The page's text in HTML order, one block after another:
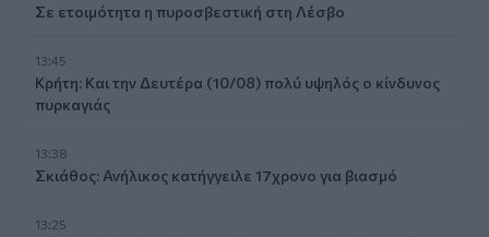
Σε ετοιμότητα η πυροσβεστική στη Λέσβο
13:45
Κρήτη: Και την Δευτέρα (10/08) πολύ υψηλός ο κίνδυνος
πυρκαγιάς
13:38
Σκιάθος: Ανήλικος κατήγγειλε 17χρονο για βιασμό
13:25